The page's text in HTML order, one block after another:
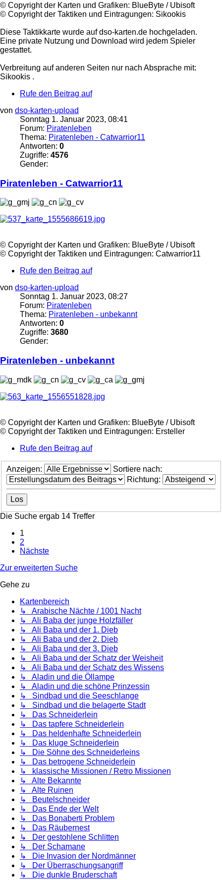
©️ Copyright der Karten und Grafiken: BlueByte / Ubisoft
©️ Copyright der Taktiken und Eintragungen: Sikookis
Diese Taktikkarte wurde auf dso-karten.de hochgeladen.
Eine private Nutzung und Download wird jedem Spieler
gestattet.
Verbreitung auf anderen Seiten nur nach Absprache mit:
Sikookis .
Rufe den Beitrag auf
von dso-karten-upload
Sonntag 1. Januar 2023, 08:41
Forum: Piratenleben
Thema: Piratenleben - Catwarrior11
Antworten: 0
Zugriffe: 4576
Gender:
Piratenleben - Catwarrior11
©️ Copyright der Karten und Grafiken: BlueByte / Ubisoft
©️ Copyright der Taktiken und Eintragungen: Catwarrior11
Rufe den Beitrag auf
von dso-karten-upload
Sonntag 1. Januar 2023, 08:27
Forum: Piratenleben
Thema: Piratenleben - unbekannt
Antworten: 0
Zugriffe: 3680
Gender:
Piratenleben - unbekannt
©️ Copyright der Karten und Grafiken: BlueByte / Ubisoft
©️ Copyright der Taktiken und Eintragungen: Ersteller
Rufe den Beitrag auf
Anzeigen:
Sortiere nach:
Richtung:
Die Suche ergab 14 Treffer
1
2
Nächste
Zur erweiterten Suche
Gehe zu
Kartenbereich
↳ Arabische Nächte / 1001 Nacht
↳ Ali Baba der junge Holzfäller
↳ Ali Baba und der 1. Dieb
↳ Ali Baba und der 2. Dieb
↳ Ali Baba und der 3. Dieb
↳ Ali Baba und der Schatz der Weisheit
↳ Ali Baba und der Schatz des Wissens
↳ Aladin und die Öllampe
↳ Aladin und die schöne Prinzessin
↳ Sindbad und die Seeschlange
↳ Sindbad und die belagerte Stadt
↳ Das Schneiderlein
↳ Das tapfere Schneiderlein
↳ Das heldenhafte Schneiderlein
↳ Das kluge Schneiderlein
↳ Die Söhne des Schneiderleins
↳ Das betrogene Schneiderlein
↳ klassische Missionen / Retro Missionen
↳ Alte Bekannte
↳ Alte Ruinen
↳ Beutelschneider
↳ Das Ende der Welt
↳ Das Bonaberti Problem
↳ Das Räubernest
↳ Der gestohlene Schlitten
↳ Der Schamane
↳ Die Invasion der Nordmänner
↳ Der Überraschungsangriff
↳ Die dunkle Bruderschaft